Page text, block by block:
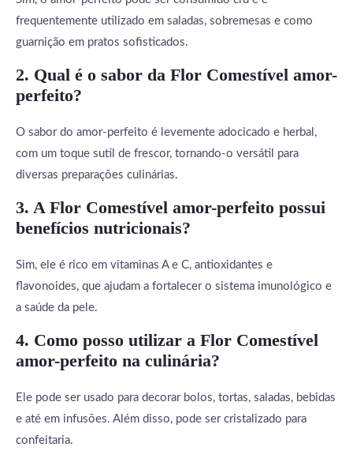
frequentemente utilizado em saladas, sobremesas e como
guarnição em pratos sofisticados.
2. Qual é o sabor da Flor Comestível amor-
perfeito?
O sabor do amor-perfeito é levemente adocicado e herbal,
com um toque sutil de frescor, tornando-o versátil para
diversas preparações culinárias.
3. A Flor Comestível amor-perfeito possui
benefícios nutricionais?
Sim, ele é rico em vitaminas A e C, antioxidantes e
flavonoides, que ajudam a fortalecer o sistema imunológico e
a saúde da pele.
4. Como posso utilizar a Flor Comestível
amor-perfeito na culinária?
Ele pode ser usado para decorar bolos, tortas, saladas, bebidas
e até em infusões. Além disso, pode ser cristalizado para
confeitaria.